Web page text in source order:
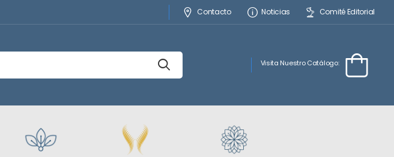
Contacto Noticias Comité Editorial
Visita Nuestro Catálogo: